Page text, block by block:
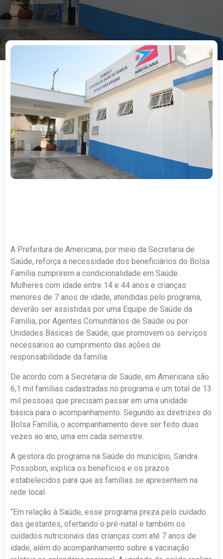
A Prefeitura de Americana, por meio da Secretaria de
Saúde, reforça a necessidade dos beneficiários do Bolsa
Família cumprirem a condicionalidade em Saúde.
Mulheres com idade entre 14 e 44 anos e crianças
menores de 7 anos de idade, atendidas pelo programa,
deverão ser assistidas por uma Equipe de Saúde da
Família, por Agentes Comunitários de Saúde ou por
Unidades Básicas de Saúde, que promovem os serviços
necessários ao cumprimento das ações de
responsabilidade da família.
De acordo com a Secretaria de Saúde, em Americana são
6,1 mil famílias cadastradas no programa e um total de 13
mil pessoas que precisam passar em uma unidade
básica para o acompanhamento. Segundo as diretrizes do
Bolsa Família, o acompanhamento deve ser feito duas
vezes ao ano, uma em cada semestre.
A gestora do programa na Saúde do município, Sandra
Possobon, explica os benefícios e os prazos
estabelecidos para que as famílias se apresentem na
rede local.
“Em relação à Saúde, esse programa preza pelo cuidado
das gestantes, ofertando o pré-natal e também os
cuidados nutricionais das crianças com até 7 anos de
idade, além do acompanhamento sobre a vacinação